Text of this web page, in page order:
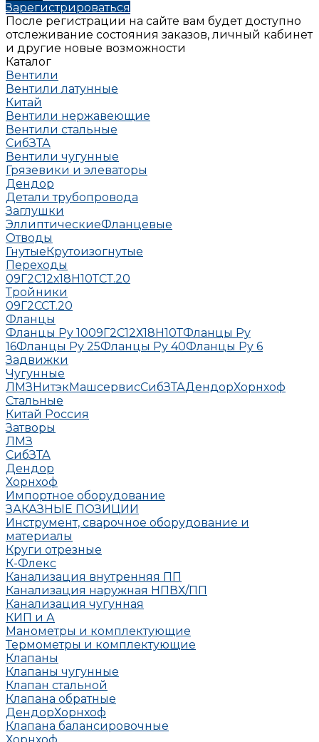
Зарегистрироваться
После регистрации на сайте вам будет доступно
отслеживание состояния заказов, личный кабинет
и другие новые возможности
Каталог
Вентили
Вентили латунные
Китай
Вентили нержавеющие
Вентили стальные
СибЗТА
Вентили чугунные
Грязевики и элеваторы
Дендор
Детали трубопровода
Заглушки
ЭллиптическиеФланцевые
Отводы
ГнутыеКрутоизогнутые
Переходы
09Г2С12х18Н10ТСТ.20
Тройники
09Г2ССТ.20
Фланцы
Фланцы Ру 1009Г2С12Х18Н10ТФланцы Ру
16Фланцы Ру 25Фланцы Ру 40Фланцы Ру 6
Задвижки
Чугунные
ЛМЗНитэкМашсервисСибЗТАДендорХорнхоф
Стальные
Китай Россия
Затворы
ЛМЗ
СибЗТА
Дендор
Хорнхоф
Импортное оборудование
ЗАКАЗНЫЕ ПОЗИЦИИ
Инструмент, сварочное оборудование и
материалы
Круги отрезные
К-Флекс
Канализация внутренняя ПП
Канализация наружная НПВХ/ПП
Канализация чугунная
КИП и А
Манометры и комплектующие
Термометры и комплектующие
Клапаны
Клапаны чугунные
Клапан стальной
Клапана обратные
ДендорХорнхоф
Клапана балансировочные